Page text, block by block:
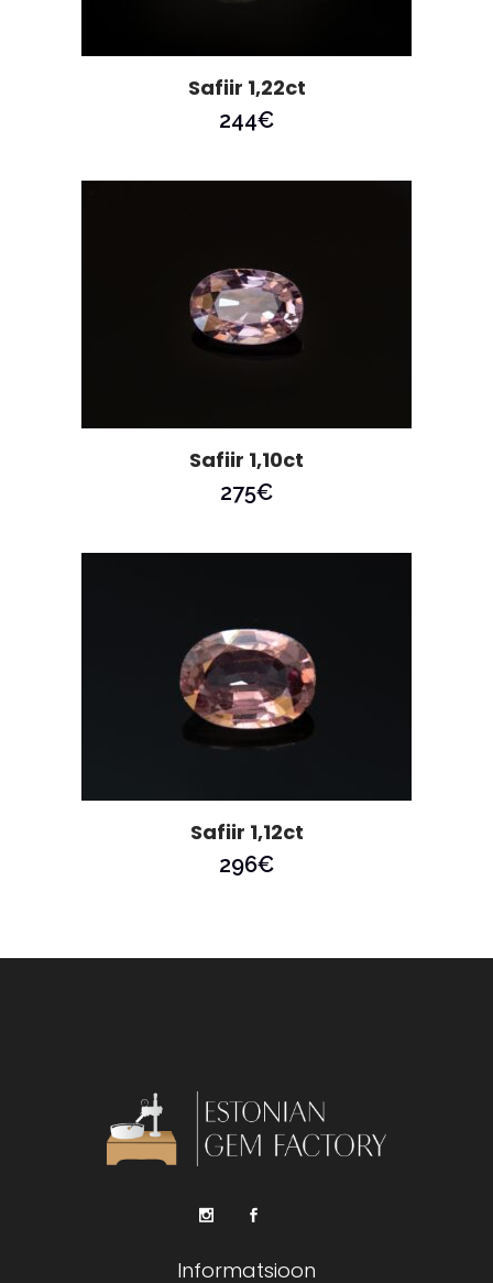
Safiir 1,22ct
244€
Safiir 1,10ct
275€
Safiir 1,12ct
296€
Informatsioon